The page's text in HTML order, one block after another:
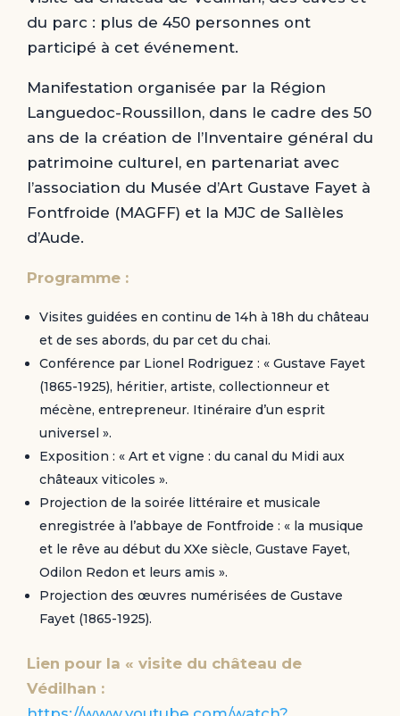
du parc : plus de 450 personnes ont
participé à cet événement.
Manifestation organisée par la Région
Languedoc-Roussillon, dans le cadre des 50
ans de la création de l’Inventaire général du
patrimoine culturel, en partenariat avec
l’association du Musée d’Art Gustave Fayet à
Fontfroide (MAGFF) et la MJC de Sallèles
d’Aude.
Programme :
Visites guidées en continu de 14h à 18h du château
et de ses abords, du par cet du chai.
Conférence par Lionel Rodriguez : « Gustave Fayet
(1865-1925), héritier, artiste, collectionneur et
mécène, entrepreneur. Itinéraire d’un esprit
universel ».
Exposition : « Art et vigne : du canal du Midi aux
châteaux viticoles ».
Projection de la soirée littéraire et musicale
enregistrée à l’abbaye de Fontfroide : « la musique
et le rêve au début du XXe siècle, Gustave Fayet,
Odilon Redon et leurs amis ».
Projection des œuvres numérisées de Gustave
Fayet (1865-1925).
Lien pour la « visite du château de
Védilhan :